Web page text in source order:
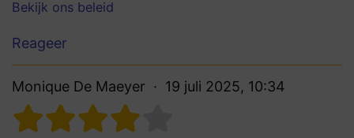
Bekijk ons beleid
Reageer
Monique De Maeyer 19 juli 2025, 10:34